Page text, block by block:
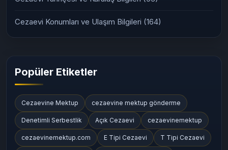
Cezaevi Konumları ve Ulaşım Bilgileri (164)
Popüler Etiketler
Cezaevine Mektup cezaevine mektup gönderme
Denetimli Serbestlik Açık Cezaevi cezaevinemektup
cezaevinemektup.com E Tipi Cezaevi T Tipi Cezaevi